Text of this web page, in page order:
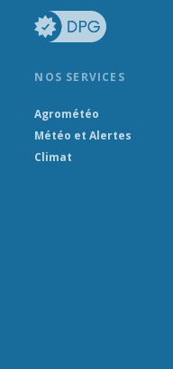
NOS SERVICES
Agrométéo
Météo et Alertes
Climat